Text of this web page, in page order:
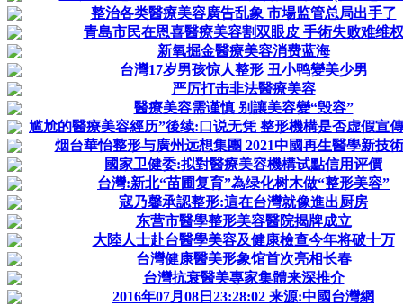
整治各类醫療美容廣告乱象 市場监管总局出手了
青島市民在恩喜醫療美容割双眼皮 手術失败难维权
新氧掘金醫療美容消费蓝海
台灣17岁男孩惊人整形 丑小鸭變美少男
严厉打击非法醫療美容
醫療美容需谨慎 别讓美容變“毁容”
尴尬的醫療美容經历”後续:口说无凭 整形機構是否虚假宣
烟台華怡整形与廣州远想集團 2021中國再生醫學新技
國家卫健委:拟對醫療美容機構试點信用评價
台灣:新北“苗圃复育”為绿化树木做“整形美容”
寇乃馨承認整形:這在台灣就像進出厨房
东营市醫學整形美容醫院揭牌成立
大陸人士赴台醫學美容及健康檢查今年将破十万
台灣健康醫美形象馆首次亮相长春
台灣抗衰醫美專家集體来深推介
2016年07月08日23:28:02 来源:中國台灣網